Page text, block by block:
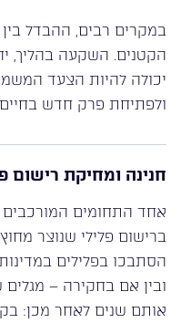
במקרים רבים, ההבדל
הקטנים. השקעה בהליך,
יכולה להיות הצעד
ולפתיחת פרק חדש
חנינה ומחיקת רישום
אחד התחומים
ברישום פלילי שנוצר
הסתבכו בפלילים
ובין אם בחקירה –
אותם שנים לאחר מכן: